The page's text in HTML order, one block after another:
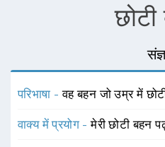
परिभाषा -वह बहन जो उम्र में
वाक्य में प्रयोग -मेरी छोटी बहन